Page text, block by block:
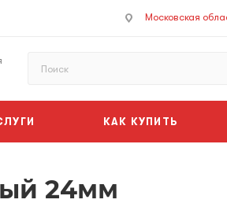
Московская
КАК КУПИТЬ
24мм